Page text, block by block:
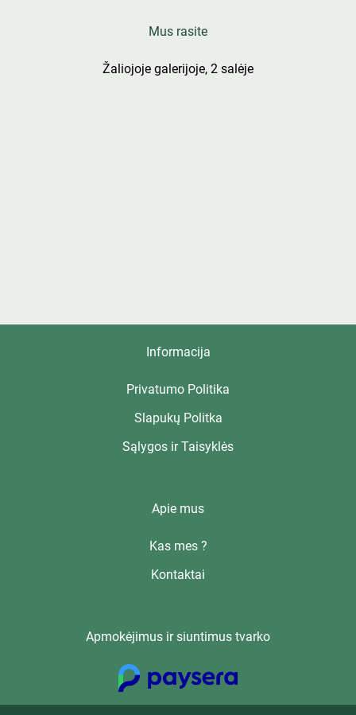
Mus rasite
Žaliojoje galerijoje, 2 salėje
Informacija
Privatumo Politika
Slapukų Politka
Sąlygos ir Taisyklės
Apie mus
Kas mes ?
Kontaktai
Apmokėjimus ir siuntimus tvarko